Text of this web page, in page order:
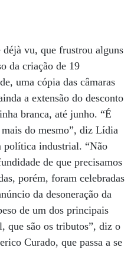
vu, que frustrou alguns
da criação de 19
uma cópia das câmaras
a extensão do desconto
branca, até junho. “É
do mesmo”, diz Lídia
política industrial. “Não
de que precisamos
porém, foram celebradas
da desoneração da
de um dos principais
que são os tributos”, diz o
Curado, que passa a se